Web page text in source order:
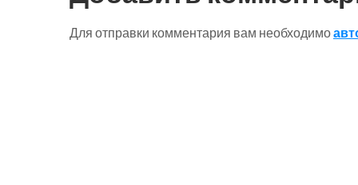
Для отправки комментария вам необходимо